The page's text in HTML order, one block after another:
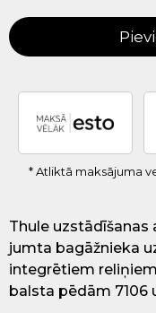
* Atliktā maksājuma
Thule
jumta bagāžnieka
integrētiem
balsta pēdām 7106